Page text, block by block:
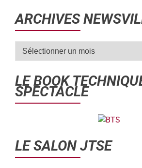
ARCHIVES
LE BOOK
SPECTACLE
LE SALON JTSE